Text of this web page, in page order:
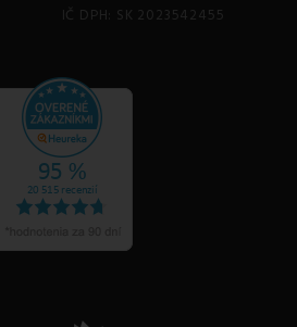
IČ DPH: SK 2023542455